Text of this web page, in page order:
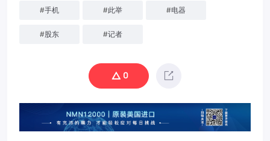
#手机 #此举 #电器
#股东 #记者
0